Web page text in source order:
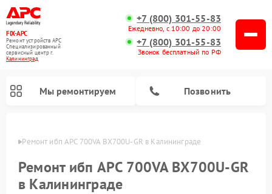
FIX-APC
Ремонт устройств APC
Специализированный
cервисный центр г.
Калининград
+7 (800) 301-55-83
Ежедневно, с 10:00 до 20:00
+7 (800) 301-55-83
Звонок бесплатный по РФ
Мы ремонтируем Позвонить
Ремонт ибп APC 700VA BX700U-GR в Калининграде
Ремонт ибп APC 700VA BX700U-GR
в Калининграде